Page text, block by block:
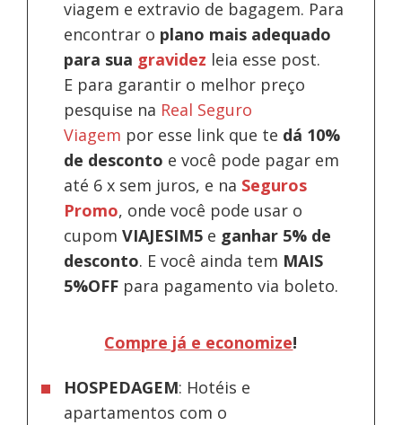
viagem e extravio de bagagem. Para
encontrar o plano mais adequado
para sua gravidez leia esse post.
E para garantir o melhor preço
pesquise na Real Seguro
Viagem por esse link que te dá 10%
de desconto e você pode pagar em
até 6 x sem juros, e na Seguros
Promo, onde você pode usar o
cupomVIAJESIM5 e ganhar 5% de
desconto. E você ainda tem MAIS
5%OFF para pagamento via boleto.
Compre já e economize!
HOSPEDAGEM: Hotéis e
apartamentos com o